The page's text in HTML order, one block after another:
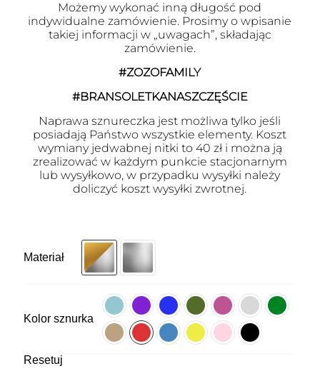
Możemy wykonać inną długość pod
indywidualne zamówienie. Prosimy o wpisanie
takiej informacji w „uwagach”, składając
zamówienie.
#ZOZOFAMILY
#BRANSOLETKANASZCZĘŚCIE
Naprawa sznureczka jest możliwa tylko jeśli
posiadają Państwo wszystkie elementy. Koszt
wymiany jedwabnej nitki to 40 zł i można ją
zrealizować w każdym punkcie stacjonarnym
lub wysyłkowo, w przypadku wysyłki należy
doliczyć koszt wysyłki zwrotnej.
Materiał
Kolor sznurka
Resetuj